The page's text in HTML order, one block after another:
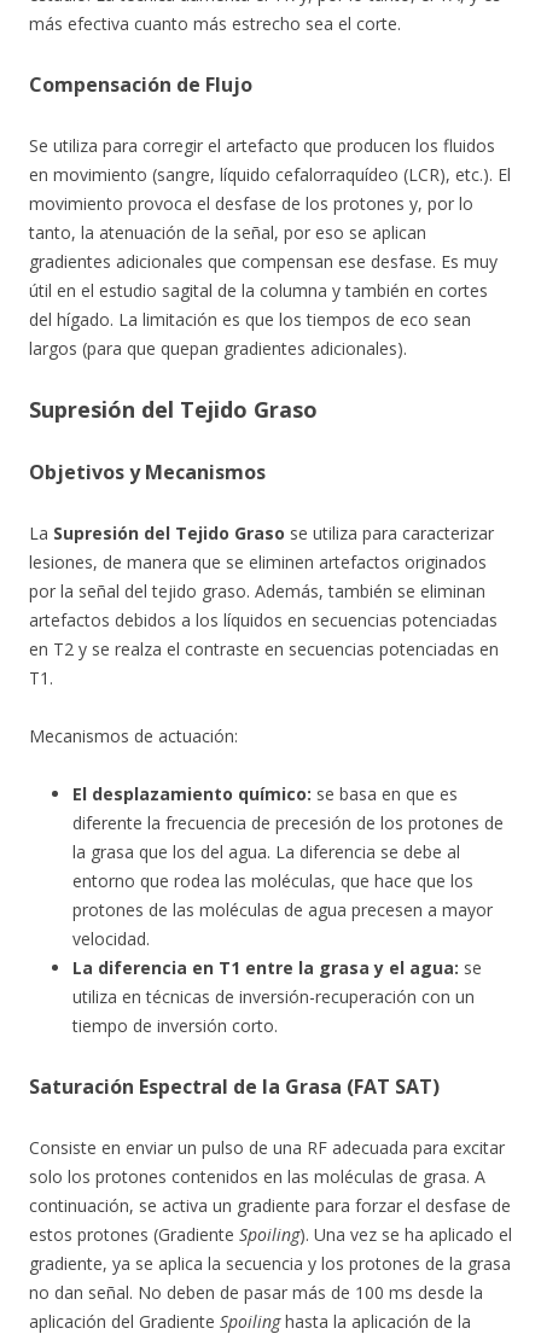
más efectiva cuanto más estrecho sea el corte.
Compensación de Flujo
Se utiliza para corregir el artefacto que producen los fluidos
en movimiento (sangre, líquido cefalorraquídeo (LCR), etc.). El
movimiento provoca el desfase de los protones y, por lo
tanto, la atenuación de la señal, por eso se aplican
gradientes adicionales que compensan ese desfase. Es muy
útil en el estudio sagital de la columna y también en cortes
del hígado. La limitación es que los tiempos de eco sean
largos (para que quepan gradientes adicionales).
Supresión del Tejido Graso
Objetivos y Mecanismos
La Supresión del Tejido Graso se utiliza para caracterizar
lesiones, de manera que se eliminen artefactos originados
por la señal del tejido graso. Además, también se eliminan
artefactos debidos a los líquidos en secuencias potenciadas
en T2 y se realza el contraste en secuencias potenciadas en
T1.
Mecanismos de actuación:
El desplazamiento químico: se basa en que es
diferente la frecuencia de precesión de los protones de
la grasa que los del agua. La diferencia se debe al
entorno que rodea las moléculas, que hace que los
protones de las moléculas de agua precesen a mayor
velocidad.
La diferencia en T1 entre la grasa y el agua: se
utiliza en técnicas de inversión-recuperación con un
tiempo de inversión corto.
Saturación Espectral de la Grasa (FAT SAT)
Consiste en enviar un pulso de una RF adecuada para excitar
solo los protones contenidos en las moléculas de grasa. A
continuación, se activa un gradiente para forzar el desfase de
estos protones (Gradiente Spoiling). Una vez se ha aplicado el
gradiente, ya se aplica la secuencia y los protones de la grasa
no dan señal. No deben de pasar más de 100 ms desde la
aplicación del Gradiente Spoilinghasta la aplicación de la